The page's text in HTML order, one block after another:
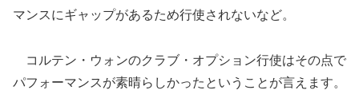
マンスにギャップがあるため行使されないなど。
コルテン・ウォンのクラブ・オプション行使はその点で
パフォーマンスが素晴らしかったということが言えます。